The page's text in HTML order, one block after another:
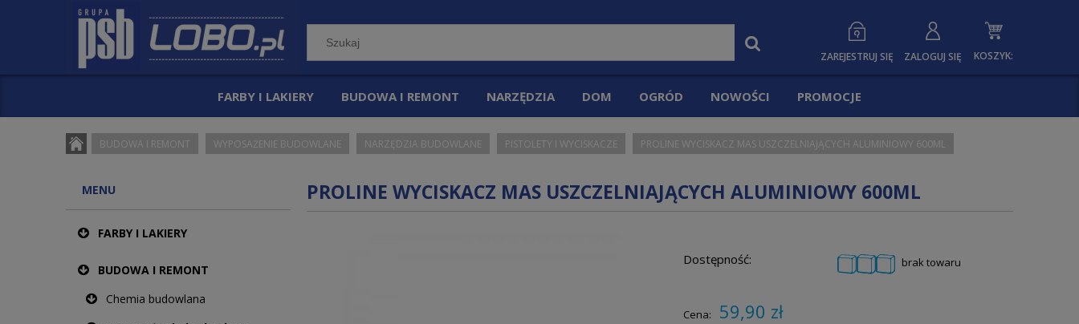
KOSZYK:
ZAREJESTRUJ SIĘ ZALOGUJ SIĘ
FARBY I LAKIERY BUDOWA I REMONT NARZĘDZIA DOM OGRÓD NOWOŚCI PROMOCJE
BUDOWA I REMONT WYPOSAŻENIE BUDOWLANE NARZĘDZIA BUDOWLANE PISTOLETY I WYCISKACZE PROLINE WYCISKACZ MAS USZCZELNIAJĄCYCH ALUMINIOWY 600ML
MENU
FARBY I LAKIERY
BUDOWA I REMONT
Chemia budowlana
PROLINE WYCISKACZ MAS USZCZELNIAJĄCYCH ALUMINIOWY 600ML
Dostępność: brak towaru
Cena: 59,90 zł